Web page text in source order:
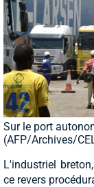
Sur le port
(AFP/Archives/
L'industriel
ce revers